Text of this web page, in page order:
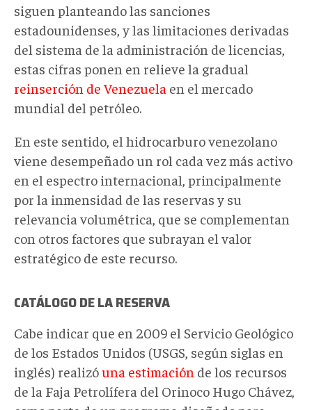
siguen planteando las sanciones
estadounidenses, y las limitaciones derivadas
del sistema de la administración de licencias,
estas cifras ponen en relieve la gradual
reinserción de Venezuela en el mercado
mundial del petróleo.
En este sentido, el hidrocarburo venezolano
viene desempeñado un rol cada vez más activo
en el espectro internacional, principalmente
por la inmensidad de las reservas y su
relevancia volumétrica, que se complementan
con otros factores que subrayan el valor
estratégico de este recurso.
CATÁLOGO DE LA RESERVA
Cabe indicar que en 2009 el Servicio Geológico
de los Estados Unidos (USGS, según siglas en
inglés) realizóuna estimación de los recursos
de la Faja Petrolífera del Orinoco Hugo Chávez,